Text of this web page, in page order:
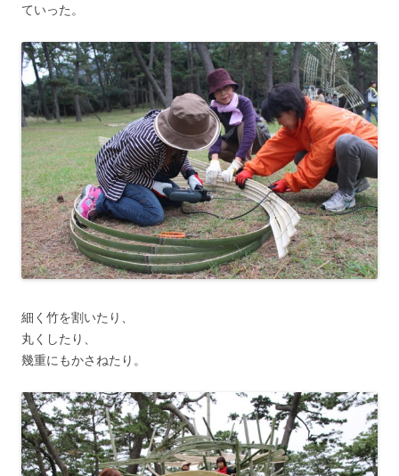
ていった。
細く竹を割いたり、
丸くしたり、
幾重にもかさねたり。